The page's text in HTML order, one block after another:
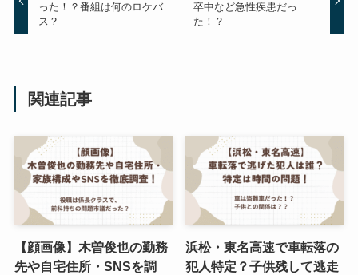
った！？番組は何のロケバ
ス？
卒中など急性疾患だっ
た！？
関連記事
【顔画像】木曽俊也の勤務
先や自宅住所・SNSを調
浜松・東名高速で車転落の
犯人特定？子供残して逃走